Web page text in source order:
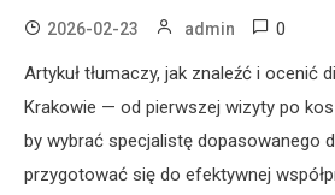
2026-02-23 admin 0
Artykuł tłumaczy, jak znaleźć i ocenić
Krakowie — od pierwszej wizyty po
by wybrać specjalistę dopasowanego
przygotować się do efektywnej